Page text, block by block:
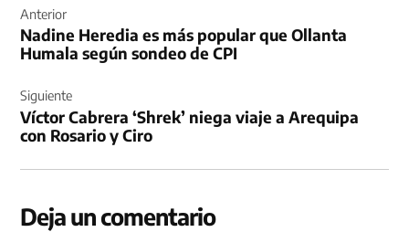
de
entradas
Anterior
Nadine Heredia es más popular que Ollanta
Humala según sondeo de CPI
Siguiente
Víctor Cabrera ‘Shrek’ niega viaje a Arequipa
con Rosario y Ciro
Deja un comentario